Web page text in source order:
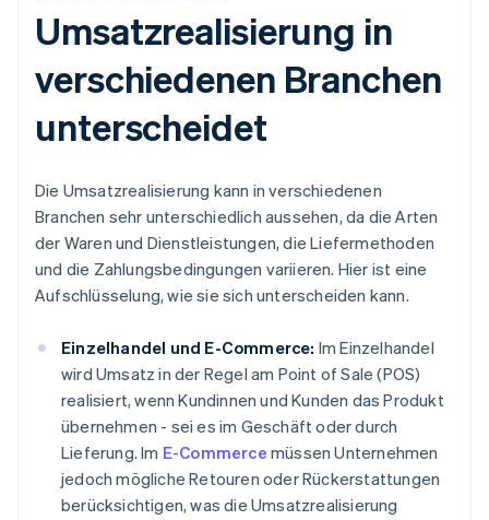
Umsatzrealisierung in
verschiedenen Branchen
unterscheidet
Die Umsatzrealisierung kann in verschiedenen
Branchen sehr unterschiedlich aussehen, da die Arten
der Waren und Dienstleistungen, die Liefermethoden
und die Zahlungsbedingungen variieren. Hier ist eine
Aufschlüsselung, wie sie sich unterscheiden kann.
Einzelhandel und E-Commerce: Im Einzelhandel
wird Umsatz in der Regel am Point of Sale (POS)
realisiert, wenn Kundinnen und Kunden das Produkt
übernehmen - sei es im Geschäft oder durch
Lieferung. Im E-Commerce müssen Unternehmen
jedoch mögliche Retouren oder Rückerstattungen
berücksichtigen, was die Umsatzrealisierung